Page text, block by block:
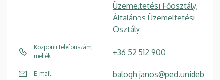
Üzemeltetési Főosztály,
Általános Üzemeltetési
Osztály
Központi telefonszám,
mellék
+36 52 512 900
E-mail
balogh.janos@ped.unideb